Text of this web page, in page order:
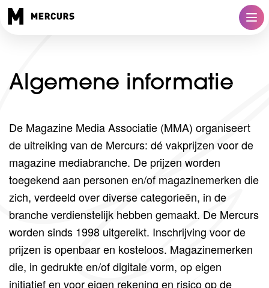
Algemene informatie
De Magazine Media Associatie (MMA) organiseert
de uitreiking van de Mercurs: dé vakprijzen voor de
magazine mediabranche. De prijzen worden
toegekend aan personen en/of magazinemerken die
zich, verdeeld over diverse categorieën, in de
branche verdienstelijk hebben gemaakt. De Mercurs
worden sinds 1998 uitgereikt. Inschrijving voor de
prijzen is openbaar en kosteloos. Magazinemerken
die, in gedrukte en/of digitale vorm, op eigen
initiatief en voor eigen rekening en risico op de